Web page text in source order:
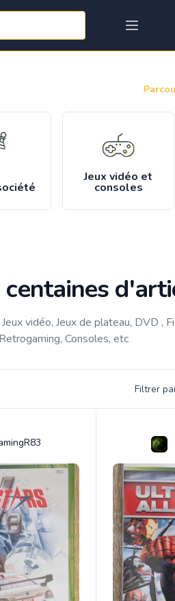
Jeux vidéo et
consoles
centaines
vidéo, Jeux de plateau, DVD ,
Consoles, etc
Filtrer